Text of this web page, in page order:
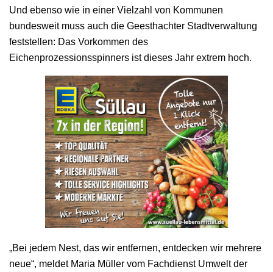
Und ebenso wie in einer Vielzahl von Kommunen
bundesweit muss auch die Geesthachter Stadtverwaltung
feststellen: Das Vorkommen des
Eichenprozessionsspinners ist dieses Jahr extrem hoch.
„Bei jedem Nest, das wir entfernen, entdecken wir mehrere
neue“, meldet Maria Müller vom Fachdienst Umwelt der